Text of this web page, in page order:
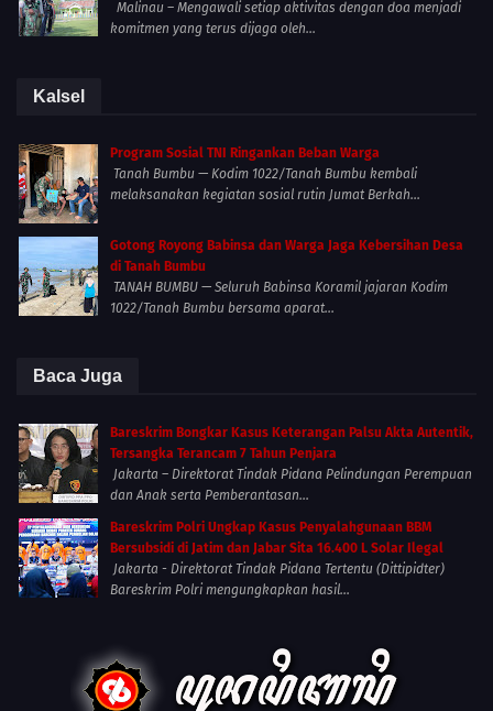
Malinau – Mengawali setiap aktivitas dengan doa menjadi
komitmen yang terus dijaga oleh...
Kalsel
Program Sosial TNI Ringankan Beban Warga
Tanah Bumbu — Kodim 1022/Tanah Bumbu kembali
melaksanakan kegiatan sosial rutin Jumat Berkah...
Gotong Royong Babinsa dan Warga Jaga Kebersihan Desa
di Tanah Bumbu
TANAH BUMBU — Seluruh Babinsa Koramil jajaran Kodim
1022/Tanah Bumbu bersama aparat...
Baca Juga
Bareskrim Bongkar Kasus Keterangan Palsu Akta Autentik,
Tersangka Terancam 7 Tahun Penjara
Jakarta – Direktorat Tindak Pidana Pelindungan Perempuan
dan Anak serta Pemberantasan...
Bareskrim Polri Ungkap Kasus Penyalahgunaan BBM
Bersubsidi di Jatim dan Jabar Sita 16.400 L Solar Ilegal
Jakarta - Direktorat Tindak Pidana Tertentu (Dittipidter)
Bareskrim Polri mengungkapkan hasil...